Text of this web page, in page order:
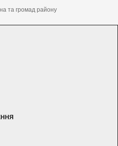
та громад району